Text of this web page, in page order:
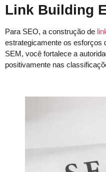
Link Building
Para SEO, a construção de
estrategicamente os esforços
SEM, você fortalece a
positivamente nas